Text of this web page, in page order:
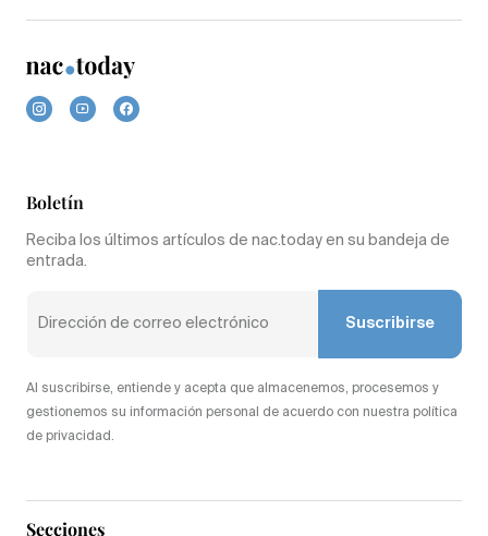
Secciones
Boletín
Reciba los últimos artículos de nac.today en su bandeja de
entrada.
Suscribirse
Al suscribirse, entiende y acepta que almacenemos, procesemos y
gestionemos su información personal de acuerdo con nuestra política
de privacidad.